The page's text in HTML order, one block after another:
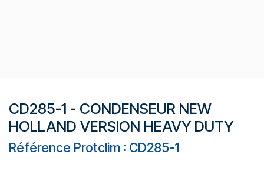
CD285-1 - CONDENSEUR NEW
HOLLAND VERSION HEAVY DUTY
Référence Protclim : CD285-1